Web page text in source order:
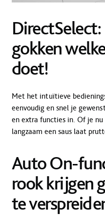
gokken
doet!
Met het intuïtieve
eenvoudig en snel je
en extra functies in. Of je
langzaam een saus laat
Auto On-
rook krijgen
te